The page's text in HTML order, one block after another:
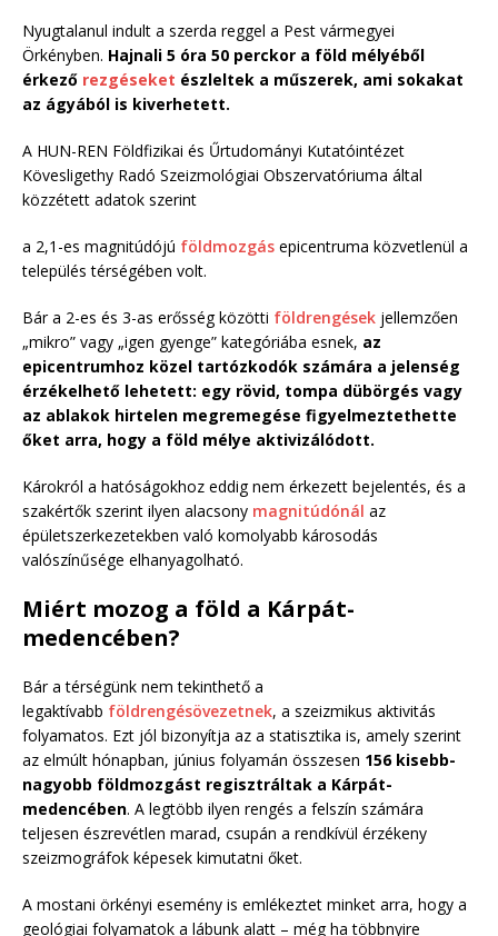
Nyugtalanul indult a szerda reggel a Pest vármegyei
Örkényben. Hajnali 5 óra 50 perckor a föld mélyéből
érkező rezgéseket észleltek a műszerek, ami sokakat
az ágyából is kiverhetett.
A HUN-REN Földfizikai és Űrtudományi Kutatóintézet
Kövesligethy Radó Szeizmológiai Obszervatóriuma által
közzétett adatok szerint
a 2,1-es magnitúdójú földmozgás epicentruma közvetlenül a
település térségében volt.
Bár a 2-es és 3-as erősség közötti földrengések jellemzően
„mikro” vagy „igen gyenge” kategóriába esnek, az
epicentrumhoz közel tartózkodók számára a jelenség
érzékelhető lehetett: egy rövid, tompa dübörgés vagy
az ablakok hirtelen megremegése figyelmeztethette
őket arra, hogy a föld mélye aktivizálódott.
Károkról a hatóságokhoz eddig nem érkezett bejelentés, és a
szakértők szerint ilyen alacsony magnitúdónál az
épületszerkezetekben való komolyabb károsodás
valószínűsége elhanyagolható.
Miért mozog a föld a Kárpát-
medencében?
Bár a térségünk nem tekinthető a
legaktívabb földrengésövezetnek, a szeizmikus aktivitás
folyamatos. Ezt jól bizonyítja az a statisztika is, amely szerint
az elmúlt hónapban, június folyamán összesen 156 kisebb-
nagyobb földmozgást regisztráltak a Kárpát-
medencében. A legtöbb ilyen rengés a felszín számára
teljesen észrevétlen marad, csupán a rendkívül érzékeny
szeizmográfok képesek kimutatni őket.
A mostani örkényi esemény is emlékeztet minket arra, hogy a
geológiai folyamatok a lábunk alatt – még ha többnyire